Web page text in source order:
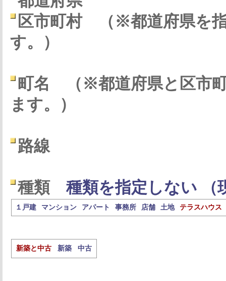
区市町村
（※都道府県を
す。）
町名
（※都道府県と区市
ます。）
路線
種類 種類を指定しない （
１戸建 マンション アパート 事務所 店舗 土地 テラスハウス
新築と中古 新築 中古